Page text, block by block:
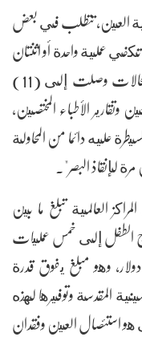
العين، تتطلب في بعض
عملية واحدة أو اثنتان
في كثير من الحالات"، مبينا أن "بعض الحالات وصلت إلى (11)
الأطباء المختصين،
عليه دائما من المحاولة
لإنقاذ البصر".
العالمية تبلغ ما بين
احتاج الطفل إلى خمس عمليات
تصل التكلفة إلى (25,000) دولار، وهو مبلغ يفوق قدرة
المقدسة وتوفيرها لهذه
هو استئصال العين وفقدان